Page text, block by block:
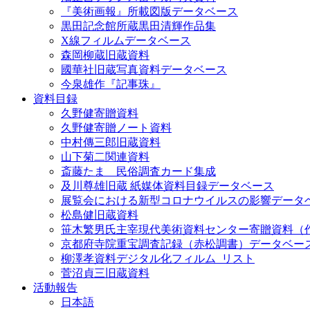
『美術画報』所載図版データベース
黒田記念館所蔵黒田清輝作品集
X線フィルムデータベース
森岡柳蔵旧蔵資料
國華社旧蔵写真資料データベース
今泉雄作『記事珠』
資料目録
久野健寄贈資料
久野健寄贈ノート資料
中村傳三郎旧蔵資料
山下菊二関連資料
斎藤たま 民俗調査カード集成
及川尊雄旧蔵 紙媒体資料目録データベース
展覧会における新型コロナウイルスの影響データ
松島健旧蔵資料
笹木繁男氏主宰現代美術資料センター寄贈資料（
京都府寺院重宝調査記録（赤松調書）データベー
柳澤孝資料デジタル化フィルム_リスト
菅沼貞三旧蔵資料
活動報告
日本語